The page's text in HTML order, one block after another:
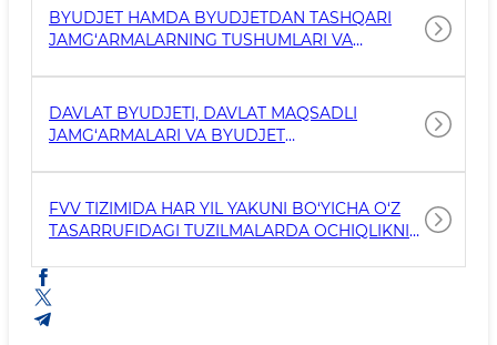
TA'MIRLASH ISHLARI, AVTOMOTOTRANSPORT
VOSITALARINI SOTIB OLISH VA SAQLASH
BYUDJET HAMDA BYUDJETDAN TASHQARI
JAMG‘ARMALARNING TUSHUMLARI VA
DAVLAT BYUDJETI, DAVLAT MAQSADLI
JAMG‘ARMALARI VA BYUDJET
JAMG‘ARMA MABLAG‘LARI HISOBIGA XARID
QILINISHI REJALASHTIRILGAN TOVARLAR
(ISHLAR, XIZMATLAR) TO‘G‘RISIDAGI
FVV TIZIMIDA HAR YIL YAKUNI BO‘YICHA O‘Z
TASARRUFIDAGI TUZILMALARDA OCHIQLIKNI